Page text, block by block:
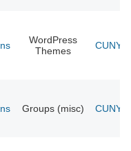
WordPress
Themes
CUNY
Groups (misc) CUNY